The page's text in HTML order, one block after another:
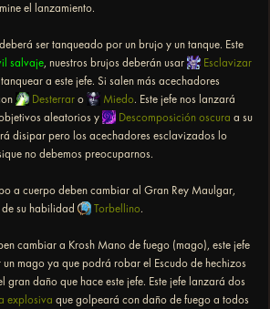
el lanzamiento.
ser tanqueado por un brujo y un tanque. Este
salvaje, nuestros brujos deberán usar
Esclavizar
a este jefe. Si salen más acechadores
Desterrar o Miedo. Este jefe nos lanzará
aleatorios y Descomposición oscura a su
disipar pero los acechadores esclavizados lo
no debemos preocuparnos.
a cuerpo deben cambiar al Gran Rey Maulgar,
su habilidad
Torbellino.
cambiar a Krosh Mano de fuego (mago), este jefe
mago ya que podrá robar el Escudo de hechizos
gran daño que hace este jefe. Este jefe lanzará dos
explosiva que golpeará con daño de fuego a todos